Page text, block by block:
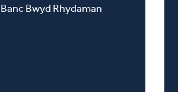
Banc Bwyd Rhydaman